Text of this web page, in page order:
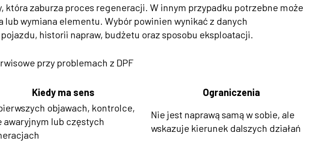
która zaburza proces regeneracji. W innym przypadku potrzebne może
lub wymiana elementu. Wybór powinien wynikać z danych
historii napraw, budżetu oraz sposobu eksploatacji.
przy problemach z DPF
Kiedy ma sens
Ograniczenia
objawach, kontrolce,
awaryjnym lub częstych
Nie jest naprawą samą w sobie, ale
wskazuje kierunek dalszych działań